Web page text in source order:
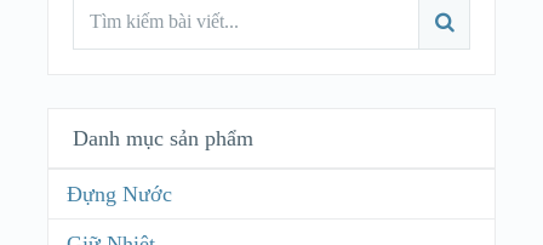
Danh mục sản phẩm
Đựng Nước